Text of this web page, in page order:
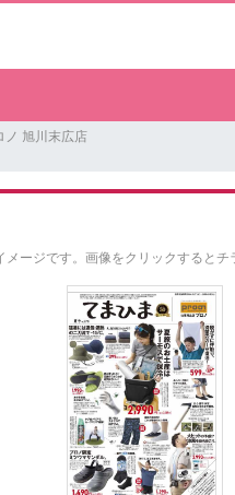
ノ 旭川末広店
ージです。 画像をクリックするとチ